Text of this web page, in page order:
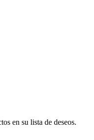
en su lista de deseos.